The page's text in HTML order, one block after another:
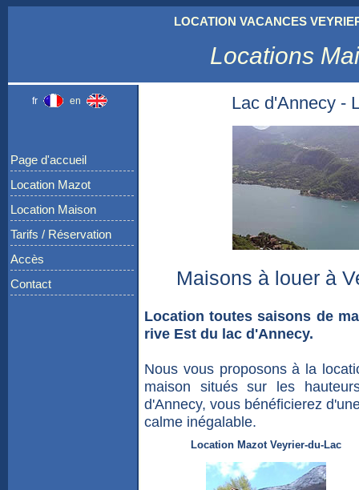
LOCATION VACANCES
Locations
fr en
Page d'accueil
Location Mazot
Location Maison
Tarifs / Réservation
Accès
Contact
Lac d'Annecy -
Maisons à louer à
Location toutes saisons de
rive Est du lac d'Annecy.
Nous vous proposons à la
maison situés sur les
d'Annecy, vous bénéficierez
calme inégalable.
Location Mazot Veyrier-du-Lac